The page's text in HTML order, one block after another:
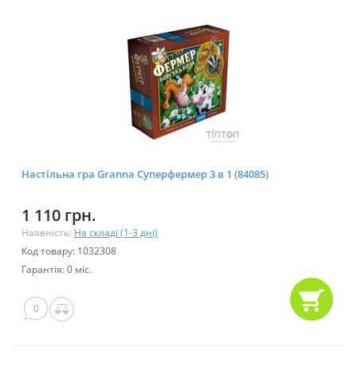
Настільна гра Granna Суперфермер 3 в 1 (84085)
1 110 грн.
Наявність: На складі (1-3 дні)
Код товару: 1032308
Гарантія: 0 міс.
0